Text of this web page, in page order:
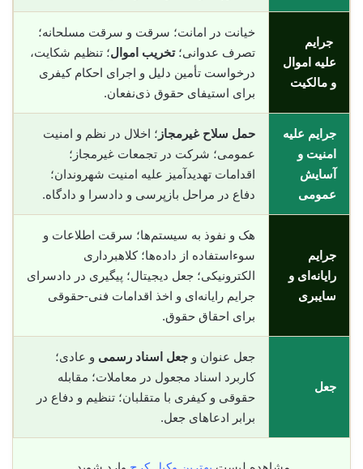
جرایم
علیه اموال
و مالکیت
خیانت در امانت؛ سرقت و سرقت مسلحانه؛
تصرف عدوانی؛تخریب اموال؛ تنظیم شکایت،
درخواست تأمین دلیل و اجرای احکام کیفری
برای استیفای حقوق ذی‌نفعان.
جرایم علیه
امنیت و
آسایش
عمومی
حمل سلاح غیرمجاز ؛ اخلال در نظم و امنیت
عمومی؛ شرکت در تجمعات غیرمجاز؛
اقدامات تهدیدآمیز علیه امنیت شهروندان؛
دفاع در مراحل بازپرسی و دادسرا و دادگاه.
جرایم
رایانه‌ای و
سایبری
هک و نفوذ به سیستم‌ها؛ سرقت اطلاعات و
سوء‌استفاده از داده‌ها؛ کلاهبرداری
الکترونیکی؛ جعل دیجیتال؛ پیگیری در دادسرای
جرایم رایانه‌ای و اخذ اقدامات فنی-حقوقی
برای احقاق حقوق.
جعل
جعل عنوان و جعل اسناد رسمی و عادی؛
کاربرد اسناد مجعول در معاملات؛ مقابله
حقوقی و کیفری با متقلبان؛ تنظیم و دفاع در
برابر ادعاهای جعل.